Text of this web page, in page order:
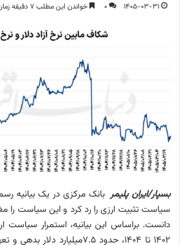
1405-03-31
0 خواندن این مطلب 7 دقیقه زمان میبرد
بسپار/ایران پلیمر بانک مرکزی در یک بیانیه
سیاست تثبیت ارزی را رد کرد و این سیاست را
۱۴۰۲ تا ۱۴۰۴، حدود ۷.۵‌میلیارد